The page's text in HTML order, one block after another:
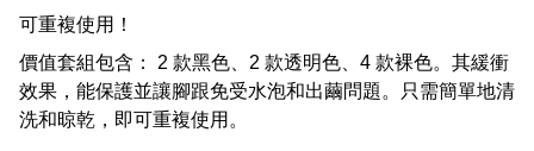
可重複使用！
價值套組包含： 2 款黑色、2 款透明色、4 款裸色。其緩衝
效果，能保護並讓腳跟免受水泡和出繭問題。只需簡單地清
洗和晾乾，即可重複使用。